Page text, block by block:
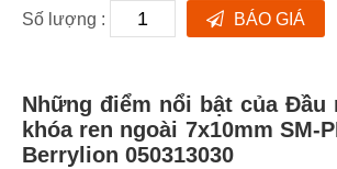
Số lượng : BÁO GIÁ
Những điểm nổi bật của Đầu
khóa ren ngoài 7x10mm SM-
Berrylion 050313030